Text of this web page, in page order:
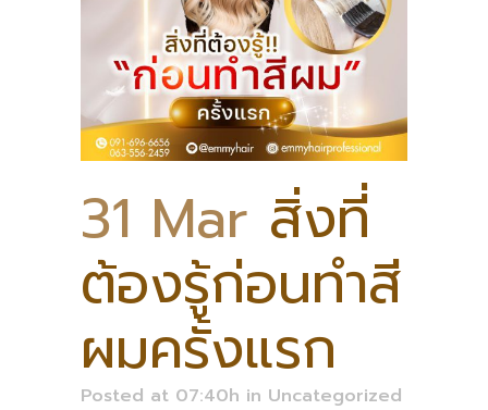
31 Mar สิ่งที่
ต้องรู้ก่อนทำสี
ผมครั้งแรก
Posted at 07:40h in Uncategorized